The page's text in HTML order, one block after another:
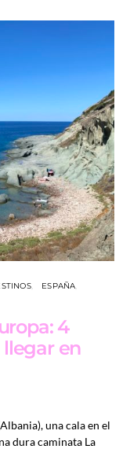
ESPAÑA
4
llegar en
una cala en el
dura caminata La